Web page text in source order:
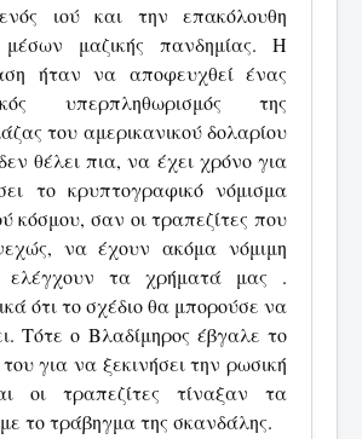
ιού και την επακόλουθη
μέσων μαζικής πανδημίας. Η
ήταν να αποφευχθεί ένας
υπερπληθωρισμός της
του αμερικανικού δολαρίου
θέλει πια, να έχει χρόνο για
το κρυπτογραφικό νόμισμα
κόσμου, σαν οι τραπεζίτες που
να έχουν ακόμα νόμιμη
τα χρήματά μας .
ότι το σχέδιο θα μπορούσε να
Τότε ο Βλαδίμηρος έβγαλε το
για να ξεκινήσει την ρωσική
οι τραπεζίτες τίναξαν τα
το τράβηγμα της σκανδάλης.